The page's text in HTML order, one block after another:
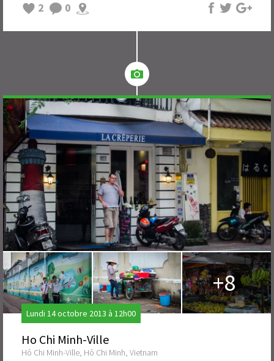
2 0
+8
Lundi 14 octobre 2013 à 12h00
Ho Chi Minh-Ville
Hô Chi Minh-Ville, Hô Chi Minh, Vietnam